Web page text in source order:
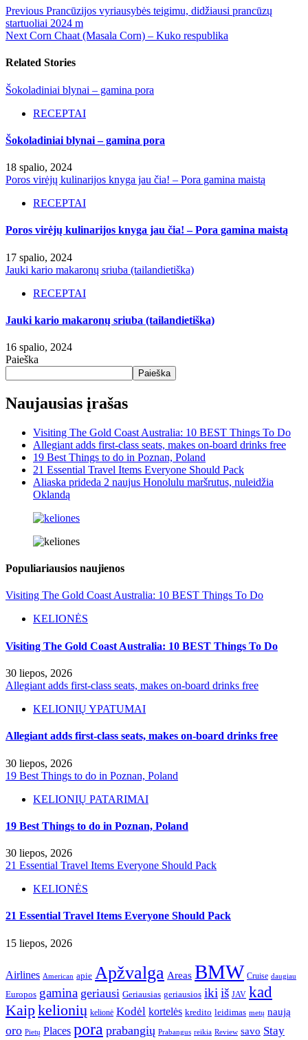
Previous Prancūzijos vyriausybės teigimu, didžiausi prancūzų
startuoliai 2024 m
Next Corn Chaat (Masala Corn) – Kuko respublika
Related Stories
Šokoladiniai blynai – gamina pora
RECEPTAI
Šokoladiniai blynai – gamina pora
18 spalio, 2024
Poros virėjų kulinarijos knyga jau čia! – Pora gamina maistą
RECEPTAI
Poros virėjų kulinarijos knyga jau čia! – Pora gamina maistą
17 spalio, 2024
Jauki kario makaronų sriuba (tailandietiška)
RECEPTAI
Jauki kario makaronų sriuba (tailandietiška)
16 spalio, 2024
Paieška
Paieška
Naujausias įrašas
Visiting The Gold Coast Australia: 10 BEST Things To Do
Allegiant adds first-class seats, makes on-board drinks free
19 Best Things to do in Poznan, Poland
21 Essential Travel Items Everyone Should Pack
Aliaska prideda 2 naujus Honolulu maršrutus, nuleidžia
Oklandą
Populiariausios naujienos
Visiting The Gold Coast Australia: 10 BEST Things To Do
KELIONĖS
Visiting The Gold Coast Australia: 10 BEST Things To Do
30 liepos, 2026
Allegiant adds first-class seats, makes on-board drinks free
KELIONIŲ YPATUMAI
Allegiant adds first-class seats, makes on-board drinks free
30 liepos, 2026
19 Best Things to do in Poznan, Poland
KELIONIŲ PATARIMAI
19 Best Things to do in Poznan, Poland
30 liepos, 2026
21 Essential Travel Items Everyone Should Pack
KELIONĖS
21 Essential Travel Items Everyone Should Pack
15 liepos, 2026
Airlines American apie Apžvalga Areas BMW Cruise daugiau
Europos gamina geriausi Geriausias geriausios iki iš JAV kad
Kaipkelionių kelionė Kodėl kortelės kredito leidimas metų naują
oro Pietų Places pora prabangių Prabangus reikia Review savo Stay